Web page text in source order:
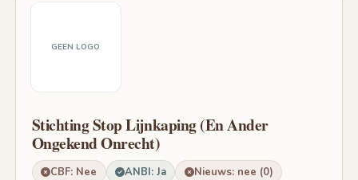
GEEN LOGO
Stichting Stop Lijnkaping (En Ander
Ongekend Onrecht)
CBF: Nee ANBI: Ja Nieuws: nee (0)